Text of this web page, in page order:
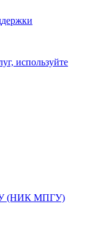
используйте
(НИК МПГУ)